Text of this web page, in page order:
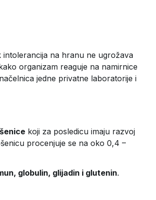
na hranu ne ugrožava
organizam reaguje na namirnice
jedne privatne laboratorije i
koji za posledicu imaju razvoj
procenjuje se na oko 0,4 –
globulin, glijadin i glutenin.